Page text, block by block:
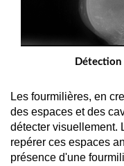
Détection
Les fourmilières, en
des espaces et des
détecter visuellement.
repérer ces espaces
présence d'une